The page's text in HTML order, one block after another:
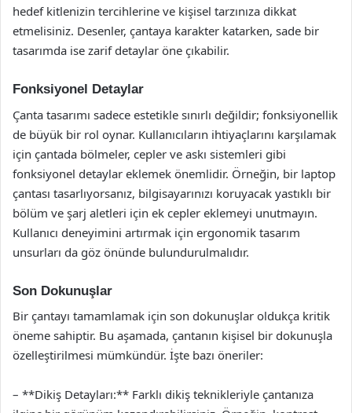
hedef kitlenizin tercihlerine ve kişisel tarzınıza dikkat
etmelisiniz. Desenler, çantaya karakter katarken, sade bir
tasarımda ise zarif detaylar öne çıkabilir.
Fonksiyonel Detaylar
Çanta tasarımı sadece estetikle sınırlı değildir; fonksiyonellik
de büyük bir rol oynar. Kullanıcıların ihtiyaçlarını karşılamak
için çantada bölmeler, cepler ve askı sistemleri gibi
fonksiyonel detaylar eklemek önemlidir. Örneğin, bir laptop
çantası tasarlıyorsanız, bilgisayarınızı koruyacak yastıklı bir
bölüm ve şarj aletleri için ek cepler eklemeyi unutmayın.
Kullanıcı deneyimini artırmak için ergonomik tasarım
unsurları da göz önünde bulundurulmalıdır.
Son Dokunuşlar
Bir çantayı tamamlamak için son dokunuşlar oldukça kritik
öneme sahiptir. Bu aşamada, çantanın kişisel bir dokunuşla
özelleştirilmesi mümkündür. İşte bazı öneriler:
– **Dikiş Detayları:** Farklı dikiş teknikleriyle çantanıza